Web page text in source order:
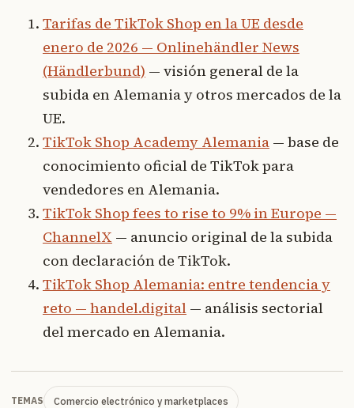
Tarifas de TikTok Shop en la UE desde
enero de 2026 — Onlinehändler News
(Händlerbund) — visión general de la
subida en Alemania y otros mercados de la
UE.
TikTok Shop Academy Alemania — base de
conocimiento oficial de TikTok para
vendedores en Alemania.
TikTok Shop fees to rise to 9% in Europe —
ChannelX — anuncio original de la subida
con declaración de TikTok.
TikTok Shop Alemania: entre tendencia y
reto — handel.digital — análisis sectorial
del mercado en Alemania.
TEMAS Comercio electrónico y marketplaces